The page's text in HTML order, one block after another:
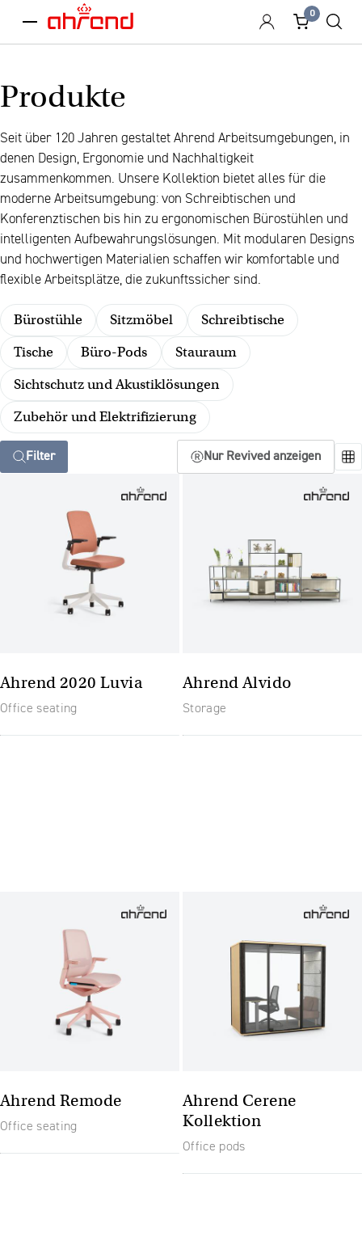
menu
0
Produkte
Seit über 120 Jahren gestaltet Ahrend Arbeitsumgebungen, in
denen Design, Ergonomie und Nachhaltigkeit
zusammenkommen. Unsere Kollektion bietet alles für die
moderne Arbeitsumgebung: von Schreibtischen und
Konferenztischen bis hin zu ergonomischen Bürostühlen und
intelligenten Aufbewahrungslösungen. Mit modularen Designs
und hochwertigen Materialien schaffen wir komfortable und
flexible Arbeitsplätze, die zukunftssicher sind.
Bürostühle Sitzmöbel
Schreibtische
Tische
Büro-Pods
Stauraum
Sichtschutz und Akustiklösungen
Zubehör und Elektrifizierung
Filter Nur Revived anzeigen
Ahrend 2020 Luvia
Office seating
Ahrend Alvido
Storage
Ahrend Remode
Office seating
Ahrend Cerene
Kollektion
Office pods